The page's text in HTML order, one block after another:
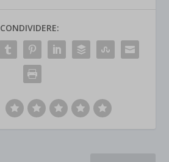
CONDIVIDERE: